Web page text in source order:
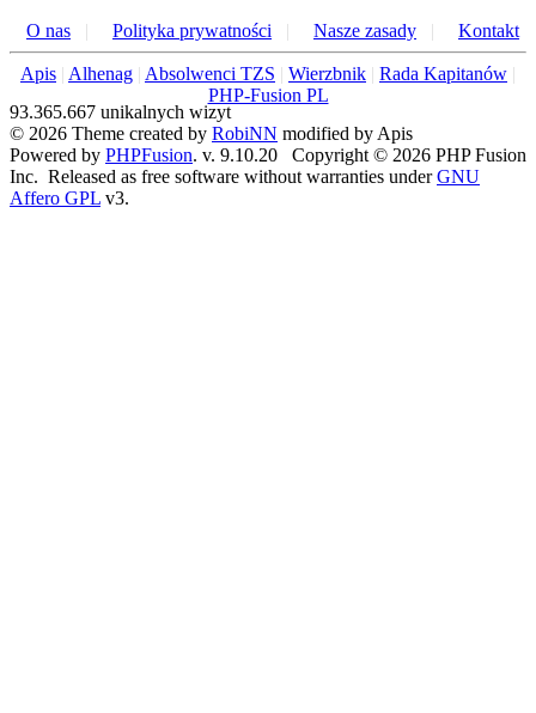
O nas | Polityka prywatności | Nasze zasady | Kontakt
Apis | Alhenag | Absolwenci TZS | Wierzbnik | Rada Kapitanów |
PHP-Fusion PL
93.365.667 unikalnych wizyt
© 2026 Theme created by RobiNN modified by Apis
Powered by PHPFusion. v. 9.10.20 Copyright © 2026 PHP Fusion
Inc. Released as free software without warranties underGNU
Affero GPL v3.